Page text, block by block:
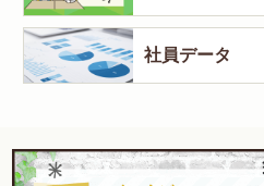
社員データ